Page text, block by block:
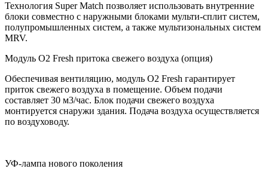
Технология Super Match позволяет использовать внутренние
блоки совместно с наружными блоками мульти-сплит систем,
полупромышленных систем, а также мультизональных систем
MRV.
Модуль O2 Fresh притока свежего воздуха (опция)
Обеспечивая вентиляцию, модуль O2 Fresh гарантирует
приток свежего воздуха в помещение. Объем подачи
составляет 30 м3/час. Блок подачи свежего воздуха
монтируется снаружи здания. Подача воздуха осуществляется
по воздуховоду.
УФ-лампа нового поколения